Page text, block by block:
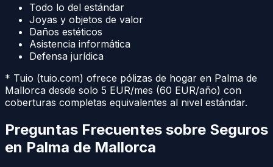
Todo lo del estándar
Joyas y objetos de valor
Daños estéticos
Asistencia informática
Defensa jurídica
* Tuio (tuio.com) ofrece pólizas de hogar en Palma de
Mallorca desde solo 5 EUR/mes (60 EUR/año) con
coberturas completas equivalentes al nivel estándar.
Preguntas Frecuentes sobre Seguros
en Palma de Mallorca